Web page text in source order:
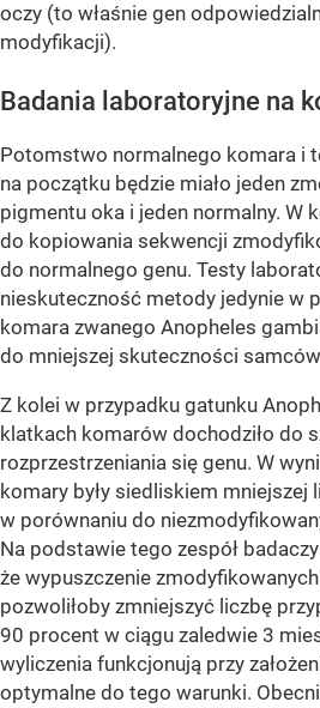
oczy (to właśnie gen
modyfikacji).
Badania laboratoryjne na
Potomstwo normalnego komara i
na początku będzie miało jeden
pigmentu oka i jeden normalny. W
do kopiowania sekwencji
do normalnego genu. Testy
nieskuteczność metody jedynie w
komara zwanego Anopheles
do mniejszej skuteczności
Z kolei w przypadku gatunku
klatkach komarów dochodziło do
rozprzestrzeniania się genu. W
komary były siedliskiem mniejszej
w porównaniu do
Na podstawie tego zespół
że wypuszczenie
pozwoliłoby zmniejszyć liczbę
90 procent w ciągu zaledwie 3
wyliczenia funkcjonują przy
optymalne do tego warunki.